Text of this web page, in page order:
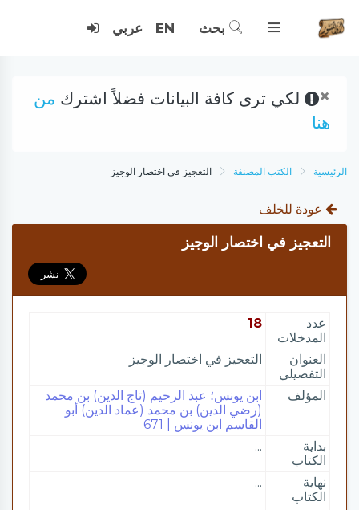
بحث EN عربي
× لكي ترى كافة البيانات فضلاً اشترك من
هنا
الرئيسية الكتب المصنفة التعجيز في اختصار الوجيز
عودة للخلف
التعجيز في اختصار الوجيز
عدد
المدخلات
18
العنوان
التفصيلي
التعجيز في اختصار الوجيز
المؤلف
ابن يونس؛ عبد الرحيم (تاج الدين) بن محمد
(رضي الدين) بن محمد (عماد الدين) أبو
القاسم ابن يونس | 671
بداية
الكتاب
...
نهاية
الكتاب
...